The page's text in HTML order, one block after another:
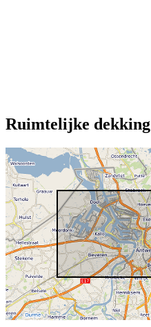
Ruimtelijke dekking